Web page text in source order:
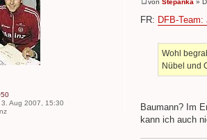
3. Aug 2007, 15:30
e
i
FR: DFB-
Wohl
Nübel und
Baumann? Im
kann ich auch